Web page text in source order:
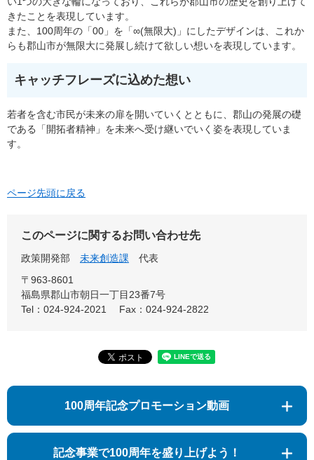
きたことを表現しています。
また、100周年の「00」を「∞(無限大)」にしたデザインは、これか
らも郡山市が無限大に発展し続けて欲しい想いを表現しています。
キャッチフレーズに込めた想い
若者を含む市民が未来の扉を開いていくとともに、郡山の発展の礎
である「開拓者精神」を未来へ受け継いでいく姿を表現していま
す。
ページ先頭に戻る
このページに関するお問い合わせ先
政策開発部 未来創造課
代表
〒963-8601
福島県郡山市朝日一丁目23番7号
Tel：024-924-2021
Fax：024-924-2822
100周年記念プロモーション動画
記念事業で100周年を盛り上げよう！